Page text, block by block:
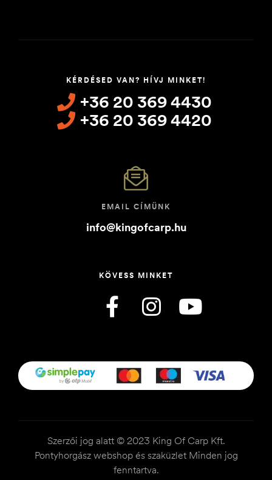
KÉRDÉSED VAN? HÍVJ MINKET!
+36 20 369 4430
+36 20 369 4420
EMAIL CÍMÜNK
info@kingofcarp.hu
KÖVESS MINKET
Szerzői jog alatt © 2023 King Of Carp Kft.
Pontyhorgász webshop és szaküzlet Minden jog
fenntartva.